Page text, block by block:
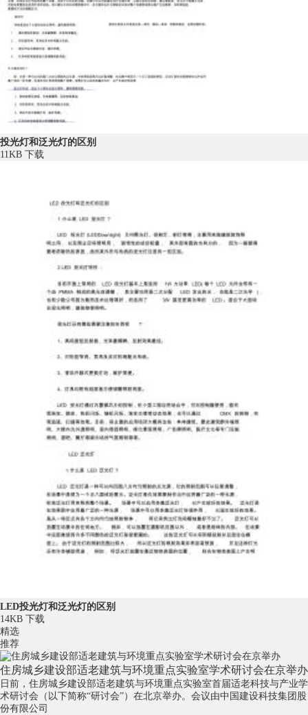
投光灯和泛光灯的区别
11KB 下载
LED投光灯和泛光灯的区别
14KB 下载
精选
推荐
住房城乡建设部适老建筑与环境重点实验室学术研讨会在京举办
日前，住房城乡建设部适老建筑与环境重点实验室首届适老科技与产业学
术研讨会（以下简称“研讨会”）在北京举办。会议由中国建设科技集团股
份有限公司